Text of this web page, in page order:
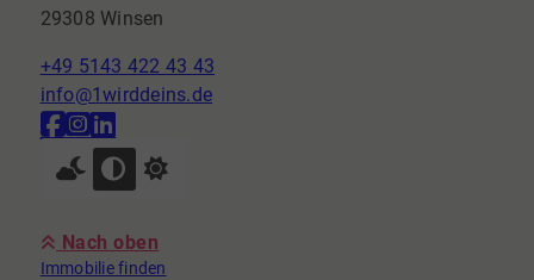
29308 Winsen
+49 5143 422 43 43
info@1wirddeins.de
Nach oben
Immobilie finden